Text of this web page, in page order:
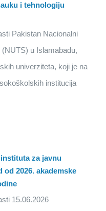
i tehnologiju
Pakistan Nacionalni
u Islamabadu,
univerziteta, koji je na
institucija
za javnu
2026. akademske
15.06.2026